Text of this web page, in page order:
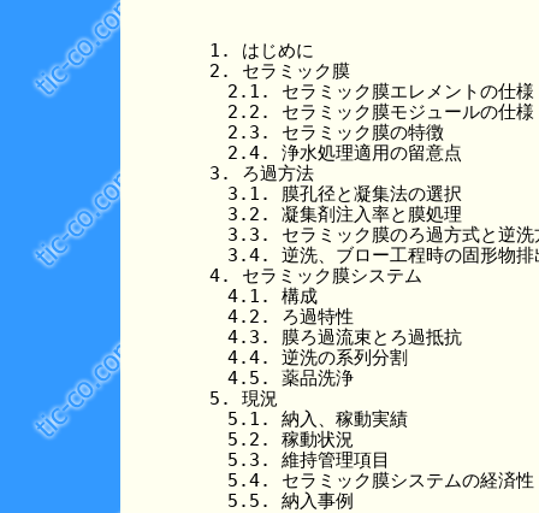
1. はじめに
2. セラミック膜
2.1. セラミック膜エレメントの仕様
2.2. セラミック膜モジュールの仕様
2.3. セラミック膜の特徴
2.4. 浄水処理適用の留意点
3. ろ過方法
3.1. 膜孔径と凝集法の選択
3.2. 凝集剤注入率と膜処理
3.3. セラミック膜のろ過方式と逆洗
3.4. 逆洗、ブロー工程時の固形物排
4. セラミック膜システム
4.1. 構成
4.2. ろ過特性
4.3. 膜ろ過流束とろ過抵抗
4.4. 逆洗の系列分割
4.5. 薬品洗浄
5. 現況
5.1. 納入、稼動実績
5.2. 稼動状況
5.3. 維持管理項目
5.4. セラミック膜システムの経済性
5.5. 納入事例